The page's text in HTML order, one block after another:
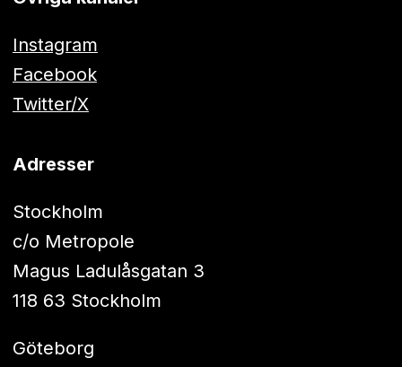
Instagram
Facebook
Twitter/X
Adresser
Stockholm
c/o Metropole
Magus Ladulåsgatan 3
118 63 Stockholm
Göteborg